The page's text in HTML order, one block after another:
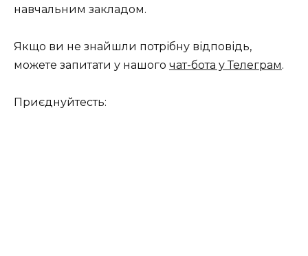
навчальним закладом.
Якщо ви не знайшли потрібну відповідь,
можете запитати у нашого чат-бота у Телеграм.
Приєднуйтесть: